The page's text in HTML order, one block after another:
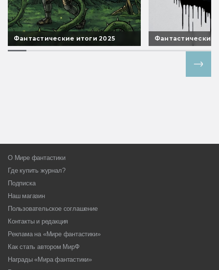
Фантастические итоги 2025 Фантастические
О Мире фантастики
Где купить журнал?
Подписка
Наш магазин
Пользовательское соглашение
Контакты и редакция
Реклама на «Мире фантастики»
Как стать автором МирФ
Награды «Мира фантастики»